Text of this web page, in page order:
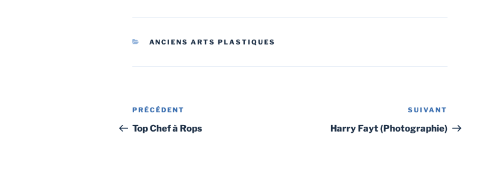
CATÉGORIES
ANCIENS ARTS PLASTIQUES
Navigation
de
Article
précédent
PRÉCÉDENT
Top Chef à Rops
suivant
SUIVANT
Harry Fayt (Photographie)